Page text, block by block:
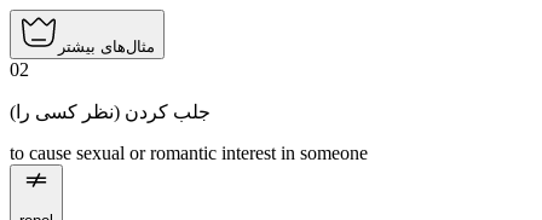
مثال‌های بیشتر
02
(نظر کسی را) جلب کردن
to cause sexual or romantic interest in someone